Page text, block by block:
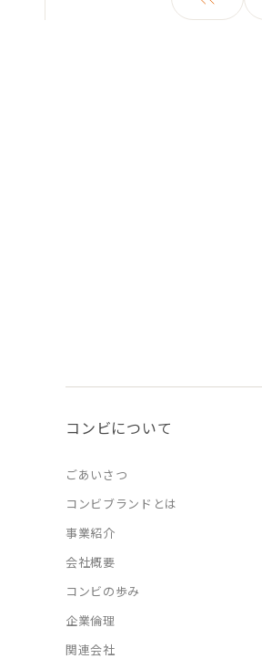
コンビについて
ごあいさつ
コンビブランドとは
事業紹介
会社概要
コンビの歩み
企業倫理
関連会社